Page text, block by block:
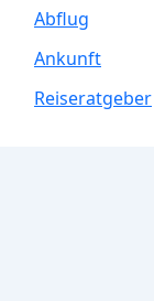
Abflug
Ankunft
Reiseratgeber